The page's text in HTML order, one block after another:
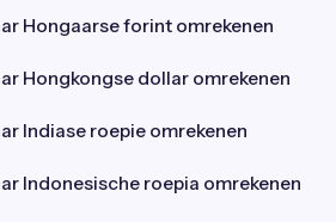
Hongaarse forint omrekenen
Hongkongse dollar omrekenen
Indiase roepie omrekenen
Indonesische roepia omrekenen